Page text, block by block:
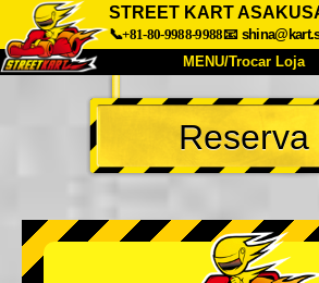
STREET KART
📞+81-80-9988-9988📧
MENU/Trocar Loja
INÍCIO
Sobre Especificações
Empresa
Trocar Loja
Reserva